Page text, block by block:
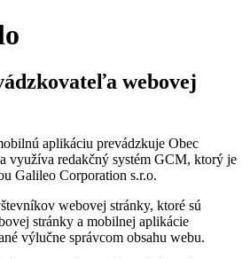
webovej
aplikáciu prevádzkuje Obec
využíva redakčný systém GCM, ktorý je
Galileo Corporation s.r.o.
webovej stránky, ktoré sú
stránky a mobilnej aplikácie
výlučne správcom obsahu webu.